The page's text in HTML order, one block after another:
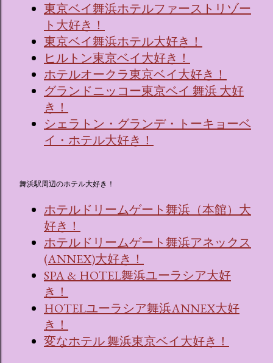
東京ベイ舞浜ホテルファーストリゾー
ト大好き！
東京ベイ舞浜ホテル大好き！
ヒルトン東京ベイ大好き！
ホテルオークラ東京ベイ大好き！
グランドニッコー東京ベイ 舞浜 大好
き！
シェラトン・グランデ・トーキョーベ
イ・ホテル大好き！
舞浜駅周辺のホテル大好き！
ホテルドリームゲート舞浜（本館）大
好き！
ホテルドリームゲート舞浜アネックス
(ANNEX)大好き！
SPA & HOTEL舞浜ユーラシア大好
き！
HOTELユーラシア舞浜ANNEX大好
き！
変なホテル 舞浜東京ベイ大好き！